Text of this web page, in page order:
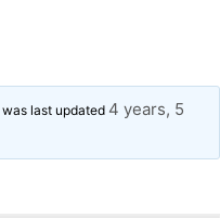
last updated 4 years, 5